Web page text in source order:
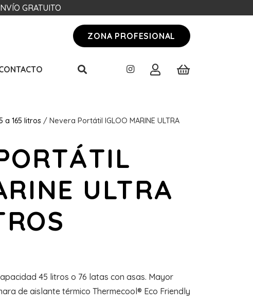
GRATUITO
ZONA PROFESIONAL
a 165 litros / Nevera Portátil IGLOO MARINE ULTRA
ULTRA
45 litros o 76 latas con asas. Mayor
de aislante térmico Thermecool® Eco Friendly